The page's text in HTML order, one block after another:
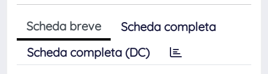
Scheda breve
Scheda completa
Scheda completa (DC)